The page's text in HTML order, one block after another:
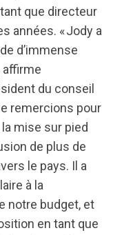
que directeur
années. « Jody a
d’immense
affirme
du conseil
remercions pour
mise sur pied
de plus de
le pays. Il a
à la
notre budget, et
en tant que